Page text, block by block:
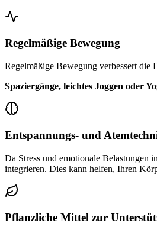
Regelmäßige Bewegung
Regelmäßige Bewegung verbessert
Spaziergänge, leichtes Joggen oder
Entspannungs- und
Da Stress und emotionale Belastungen
integrieren. Dies kann helfen, Ihren
Pflanzliche Mittel zur